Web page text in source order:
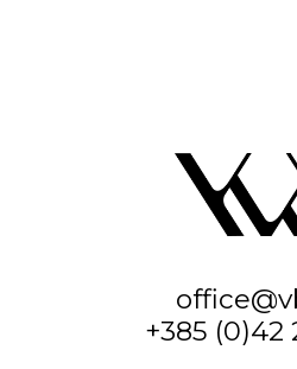
+385 (0)42